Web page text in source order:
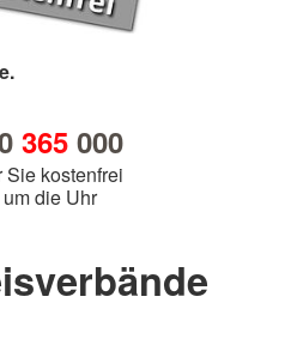
365000
Sie kostenfrei
die Uhr